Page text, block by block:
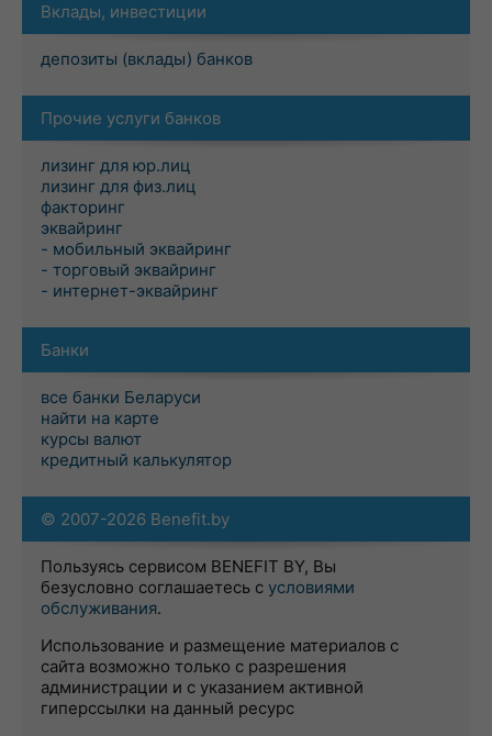
Вклады, инвестиции
депозиты (вклады) банков
Прочие услуги банков
лизинг для юр.лиц
лизинг для физ.лиц
факторинг
эквайринг
- мобильный эквайринг
- торговый эквайринг
- интернет-эквайринг
Банки
все банки Беларуси
найти на карте
курсы валют
кредитный калькулятор
© 2007-2026 Benefit.by
Пользуясь сервисом BENEFIT BY, Вы
безусловно соглашаетесь с условиями
обслуживания.
Использование и размещение материалов с
сайта возможно только с разрешения
администрации и с указанием активной
гиперссылки на данный ресурс